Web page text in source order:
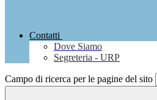
Contatti
Dove Siamo
Segreteria - URP
Campo di ricerca per le pagine del sito